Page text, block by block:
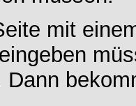
mit
Dann